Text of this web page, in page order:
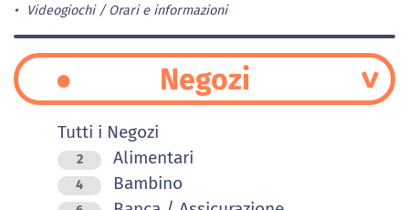
Videogiochi Orari e informazioni
Negozi
Tutti i Negozi
2 Alimentari
4 Bambino